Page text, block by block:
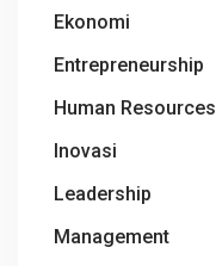
Ekonomi
Entrepreneurship
Human Resources
Inovasi
Leadership
Management